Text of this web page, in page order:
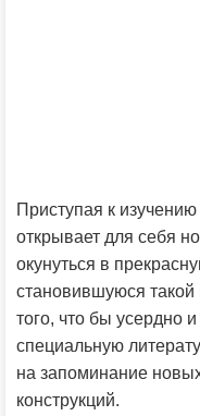
Приступая к
открывает для себя
окунуться в
становившуюся такой
того, что бы усердно
специальную
на запоминание
конструкций.